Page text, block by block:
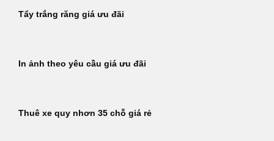
Tẩy trắng răng giá ưu đãi
In ảnh theo yêu cầu giá ưu đãi
Thuê xe quy nhơn 35 chỗ giá rẻ